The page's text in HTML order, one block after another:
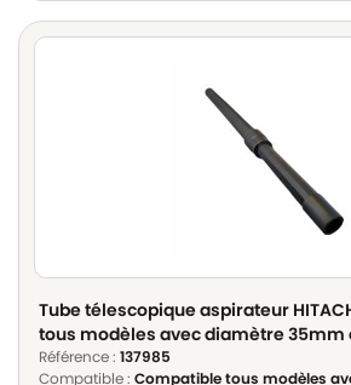
Tube télescopique aspirateur
tous modèles avec diamètre 35mm
35mm Longueur 60cm à 100cm
Référence : 137985
Compatible : Compatible tous modèles